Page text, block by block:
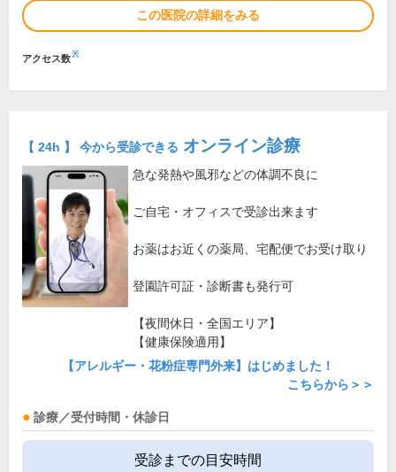
この医院の詳細をみる
アクセス数※
【 24h 】 今から受診できる オンライン診療
急な発熱や風邪などの体調不良に
ご自宅・オフィスで受診出来ます
お薬はお近くの薬局、宅配便でお受け取り
登園許可証・診断書も発行可
【夜間休日・全国エリア】
【健康保険適用】
【アレルギー・花粉症専門外来】はじめました！
こちらから＞＞
診療／受付時間・休診日
受診までの目安時間